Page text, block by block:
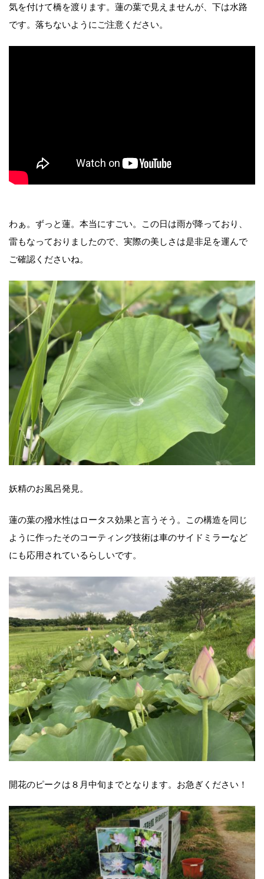
気を付けて橋を渡ります。蓮の葉で見えませんが、下は水路
です。落ちないようにご注意ください。
わぁ。ずっと蓮。本当にすごい。この日は雨が降っており、
雷もなっておりましたので、実際の美しさは是非足を運んで
ご確認くださいね。
妖精のお風呂発見。
蓮の葉の撥水性はロータス効果と言うそう。この構造を同じ
ように作ったそのコーティング技術は車のサイドミラーなど
にも応用されているらしいです。
開花のピークは８月中旬までとなります。お急ぎください！